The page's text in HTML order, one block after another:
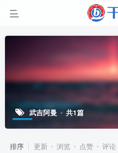
武吉阿曼 共1篇
排序 更新 浏览 点赞 评论